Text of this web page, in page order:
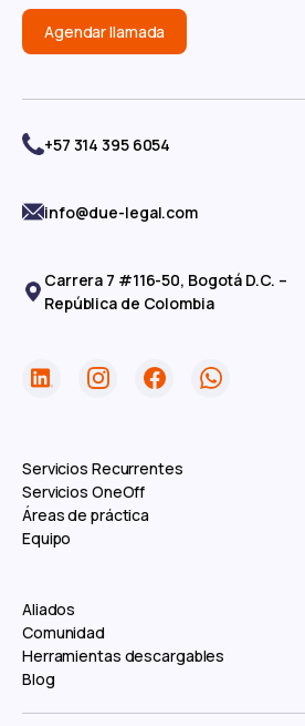
Agendar llamada
+57 314 395 6054
info@due-legal.com
Carrera 7 #116-50, Bogotá D.C. –
República de Colombia
Servicios Recurrentes
Servicios OneOff
Áreas de práctica
Equipo
Aliados
Comunidad
Herramientas descargables
Blog